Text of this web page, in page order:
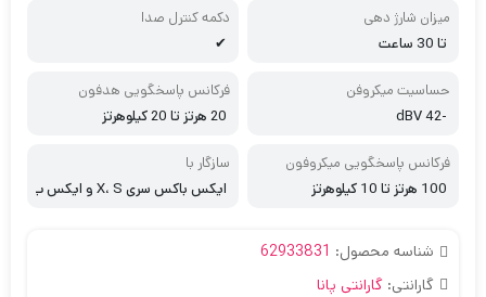
رای راحتی پوشیدن طولانی مدت
میزان شارژ دهی
تا 30 ساعت
دکمه کنترل صدا
✔
حساسیت میکروفن
-42 dBV
فرکانس پاسخگویی هدفون
20 هرتز تا 20 کیلوهرتز
فرکانس پاسخگویی میکروفون
100 هرتز تا 10 کیلوهرتز
سازگار با
ایکس باکس سری X، S و ایکس ب
شناسه محصول: 62933831
گارانتی: گارانتی پانا